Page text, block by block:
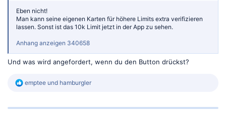
Eben nicht!
Man kann seine eigenen Karten für höhere Limits extra verifizieren
lassen. Sonst ist das 10k Limit jetzt in der App zu sehen.
Anhang anzeigen 340658
Und was wird angefordert, wenn du den Button drückst?
R
k
emptee und hamburgler